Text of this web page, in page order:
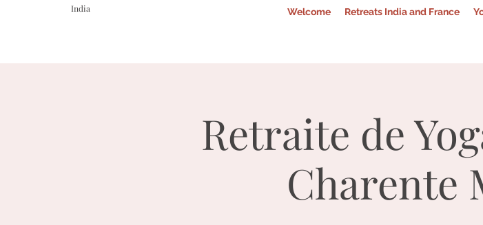
India
Welcome Retreats India and France
Retraite de
Charente